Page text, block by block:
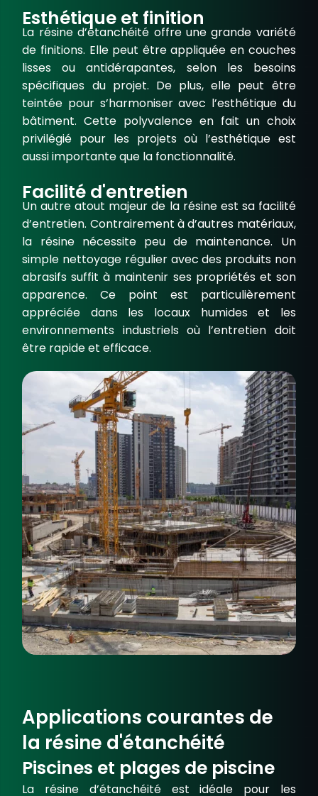
Esthétique et finition
La résine d’étanchéité offre une grande variété
de finitions. Elle peut être appliquée en couches
lisses ou antidérapantes, selon les besoins
spécifiques du projet. De plus, elle peut être
teintée pour s’harmoniser avec l’esthétique du
bâtiment. Cette polyvalence en fait un choix
privilégié pour les projets où l’esthétique est
aussi importante que la fonctionnalité.
Facilité d'entretien
Un autre atout majeur de la résine est sa facilité
d’entretien. Contrairement à d’autres matériaux,
la résine nécessite peu de maintenance. Un
simple nettoyage régulier avec des produits non
abrasifs suffit à maintenir ses propriétés et son
apparence. Ce point est particulièrement
appréciée dans les locaux humideset les
environnements industriels où l’entretien doit
être rapide et efficace.
Applications courantes de
la résine d'étanchéité
Piscines et plages de piscine
La résine d’étanchéitéest idéale pour les